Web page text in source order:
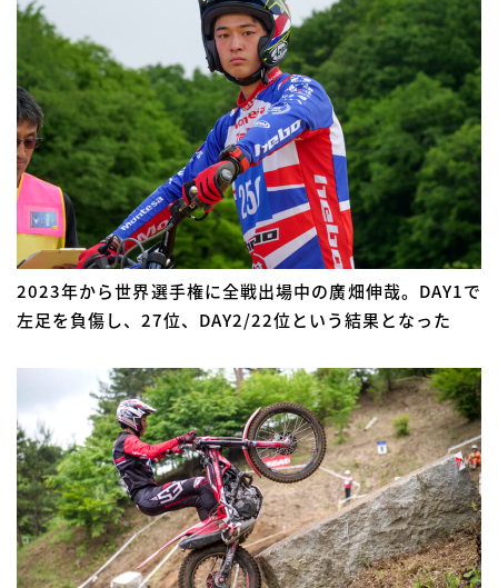
2023年から世界選手権に全戦出場中の廣畑伸哉。DAY1で
左足を負傷し、27位、DAY2/22位という結果となった